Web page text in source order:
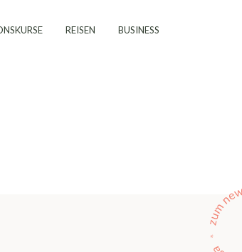
REISEN BUSINESS